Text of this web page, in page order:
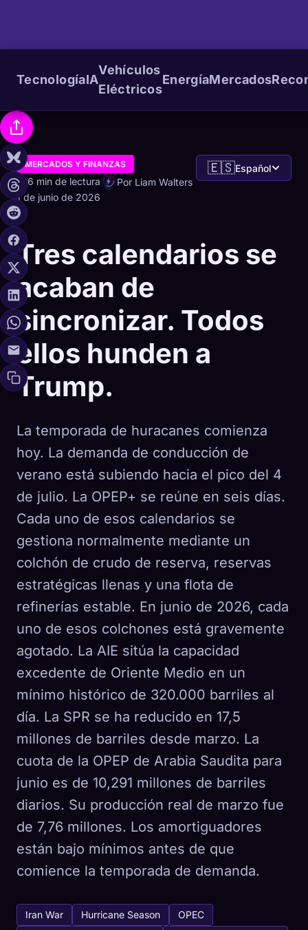
TecnologíaIA
Vehículos
Eléctricos
EnergíaMercados
MERCADOS Y FINANZAS
6 min de lectura
Por Liam Walters
1 de junio de 2026
🇪🇸Español
Tres calendarios se
acaban de
sincronizar. Todos
ellos hunden a
Trump.
La temporada de huracanes comienza
hoy. La demanda de conducción de
verano está subiendo hacia el pico del 4
de julio. La OPEP+ se reúne en seis días.
Cada uno de esos calendarios se
gestiona normalmente mediante un
colchón de crudo de reserva, reservas
estratégicas llenas y una flota de
refinerías estable. En junio de 2026, cada
uno de esos colchones está gravemente
agotado. La AIE sitúa la capacidad
excedente de Oriente Medio en un
mínimo histórico de 320.000 barriles al
día. La SPR se ha reducido en 17,5
millones de barriles desde marzo. La
cuota de la OPEP de Arabia Saudita para
junio es de 10,291 millones de barriles
diarios. Su producción real de marzo fue
de 7,76 millones. Los amortiguadores
están bajo mínimos antes de que
comience la temporada de demanda.
Iran War Hurricane Season
OPEC